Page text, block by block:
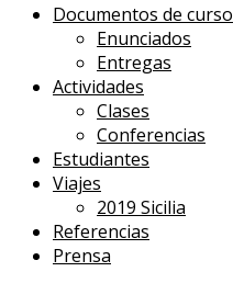
Documentos de curso
Enunciados
Entregas
Actividades
Clases
Conferencias
Estudiantes
Viajes
2019 Sicilia
Referencias
Prensa